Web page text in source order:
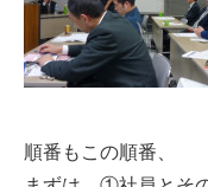
順番もこの順番、